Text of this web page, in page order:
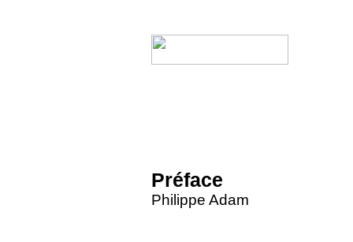
Préface
Philippe Adam